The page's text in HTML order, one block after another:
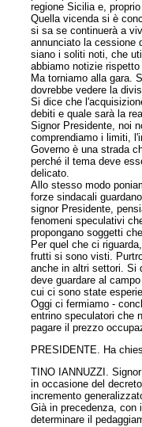
regione Sicilia e,
Quella vicenda si è
si sa se continuerà a
annunciato la cessione
siano i soliti noti, che
abbiamo notizie
Ma torniamo alla gara.
dovrebbe vedere la
Si dice che
debiti e quale sarà la
Signor Presidente, noi
comprendiamo i limiti,
Governo è una strada
perché il tema deve
delicato.
Allo stesso modo
forze sindacali
signor Presidente,
fenomeni speculativi
propongano soggetti
Per quel che ci
frutti si sono visti.
anche in altri settori. Si
deve guardare al
cui ci sono state
Oggi ci fermiamo -
entrino speculatori che
pagare il prezzo
PRESIDENTE. Ha
TINO IANNUZZI.
in occasione del
incremento
Già in precedenza, con
determinare il